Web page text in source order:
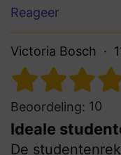
Reageer
Victoria Bosch
Beoordeling: 10
Ideale
De